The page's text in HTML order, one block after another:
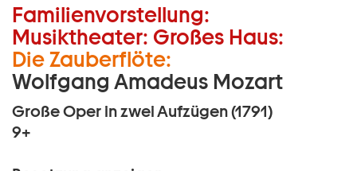
Familienvorstellung:
Musiktheater: Großes Haus:
Die Zauberflöte:
Wolfgang Amadeus Mozart
Große Oper in zwei Aufzügen (1791)
9+